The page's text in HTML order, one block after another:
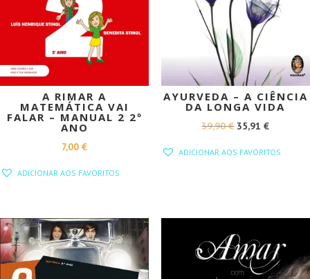
A RIMAR A
MATEMÁTICA VAI
FALAR – MANUAL 2 2º
ANO
7,00€
ADICIONAR AOS FAVORITOS
AYURVEDA – A CIÊNCIA
DA LONGA VIDA
39,90€ O
35,91€O
ADICIONAR AOS FAVORITOS
PROMOÇÃO!